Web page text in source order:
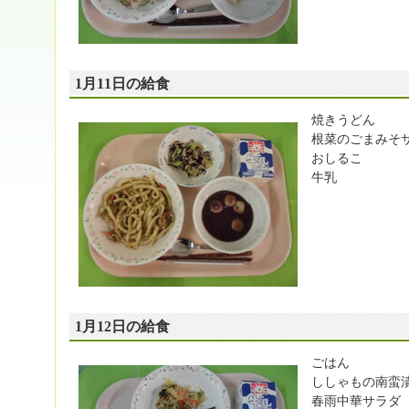
1月11日の給食
焼きうどん
根菜のごまみそ
おしるこ
牛乳
1月12日の給食
ごはん
ししゃもの南蛮
春雨中華サラダ